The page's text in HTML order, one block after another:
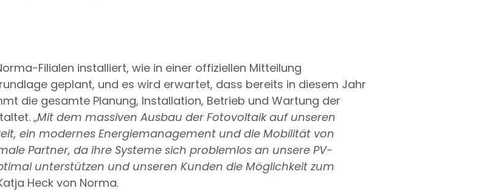
Filialen installiert, wie in einer offiziellen Mitteilung
geplant, und es wird erwartet, dass bereits in diesem Jahr
die gesamte Planung, Installation, Betrieb und Wartung der
„Mit dem massiven Ausbau der Fotovoltaik auf unseren
ein modernes Energiemanagement und die Mobilität von
Partner, da ihre Systeme sich problemlos an unsere PV-
unterstützen und unseren Kunden die Möglichkeit zum
Heck von Norma.